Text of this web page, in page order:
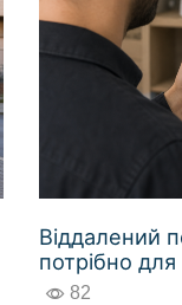
Віддалений
потрібно для
82